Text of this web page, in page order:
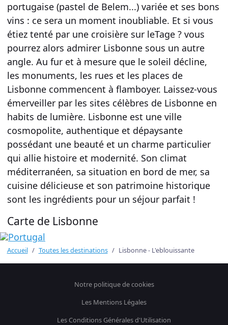
portugaise (pastel de Belem...) variée et ses bons
vins : ce sera un moment inoubliable. Et si vous
étiez tenté par une croisière sur leTage ? vous
pourrez alors admirer Lisbonne sous un autre
angle. Au fur et à mesure que le soleil décline,
les monuments, les rues et les places de
Lisbonne commencent à flamboyer. Laissez-vous
émerveiller par les sites célèbres de Lisbonne en
habits de lumière. Lisbonne est une ville
cosmopolite, authentique et dépaysante
possédant une beauté et un charme particulier
qui allie histoire et modernité. Son climat
méditerranéen, sa situation en bord de mer, sa
cuisine délicieuse et son patrimoine historique
sont les ingrédients pour un séjour parfait !
Carte de Lisbonne
Accueil Toutes les destinations Lisbonne - L'eblouissante
Notre politique de cookies
Les Mentions Légales
Les Conditions Générales d'Utilisation